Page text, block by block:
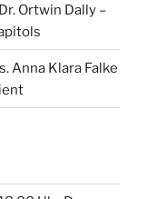
Ortwin Dally –
Anna Klara Falke